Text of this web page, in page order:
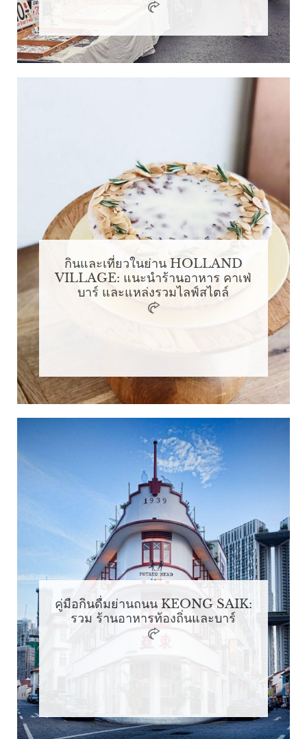
กินและเที่ยวในย่าน HOLLAND
VILLAGE: แนะนำร้านอาหาร คาเฟ่
บาร์ และแหล่งรวมไลฟ์สไตล์
คู่มือกินดื่มย่านถนน KEONG SAIK:
รวม ร้านอาหารท้องถิ่นและบาร์